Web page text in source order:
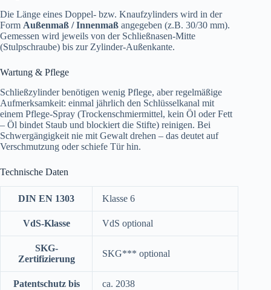
Die Länge eines Doppel- bzw. Knaufzylinders wird in der
Form Außenmaß / Innenmaß angegeben (z.B. 30/30 mm).
Gemessen wird jeweils von der Schließnasen-Mitte
(Stulpschraube) bis zur Zylinder-Außenkante.
Wartung & Pflege
Schließzylinder benötigen wenig Pflege, aber regelmäßige
Aufmerksamkeit: einmal jährlich den Schlüsselkanal mit
einem Pflege-Spray (Trockenschmiermittel, kein Öl oder Fett
– Öl bindet Staub und blockiert die Stifte) reinigen. Bei
Schwergängigkeit nie mit Gewalt drehen – das deutet auf
Verschmutzung oder schiefe Tür hin.
Technische Daten
DIN EN 1303 Klasse 6
VdS-Klasse VdS optional
SKG-
Zertifizierung
SKG*** optional
Patentschutz bis ca. 2038